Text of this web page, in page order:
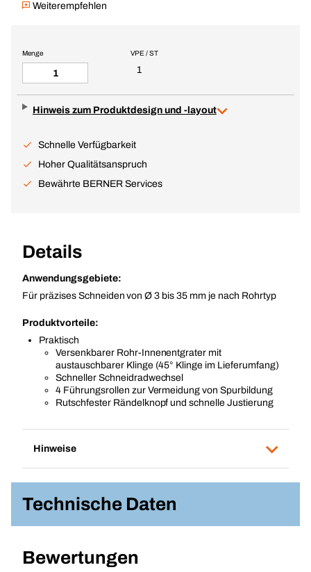
Weiterempfehlen
VPE / ST
1
Menge
Hinweis zum Produktdesign und -layout
Schnelle Verfügbarkeit
Hoher Qualitätsanspruch
Bewährte BERNER Services
Details
Anwendungsgebiete:
Für präzises Schneiden von Ø 3 bis 35 mm je nach Rohrtyp
Produktvorteile:
Praktisch
Versenkbarer Rohr-Innenentgrater mit
austauschbarer Klinge (45° Klinge im Lieferumfang)
Schneller Schneidradwechsel
4 Führungsrollen zur Vermeidung von Spurbildung
Rutschfester Rändelknopf und schnelle Justierung
Hinweise
Technische Daten
Bewertungen